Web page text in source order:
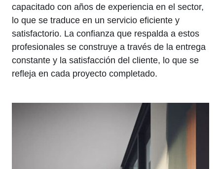
capacitado con años de experiencia en el sector,
lo que se traduce en un servicio eficiente y
satisfactorio. La confianza que respalda a estos
profesionales se construye a través de la entrega
constante y la satisfacción del cliente, lo que se
refleja en cada proyecto completado.